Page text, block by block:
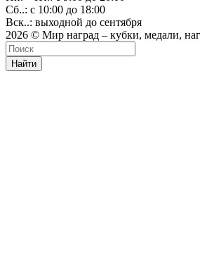
Сб..: с 10:00 до 18:00
Вск..: выходной до сентября
2026 © Мир наград – кубки, медали,
Найти